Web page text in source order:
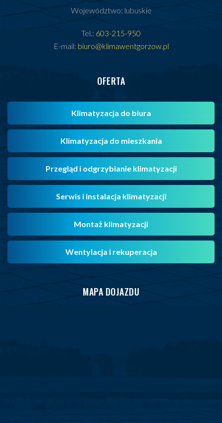
Województwo: lubuskie
Tel.: 603-215-950
E-mail: biuro@klimawentgorzow.pl
OFERTA
Klimatyzacja do biura
Klimatyzacja do mieszkania
Przegląd i odgrzybianie klimatyzacji
Serwis i instalacja klimatyzacji
Montaż klimatyzacji
Wentylacja i rekuperacja
MAPA DOJAZDU